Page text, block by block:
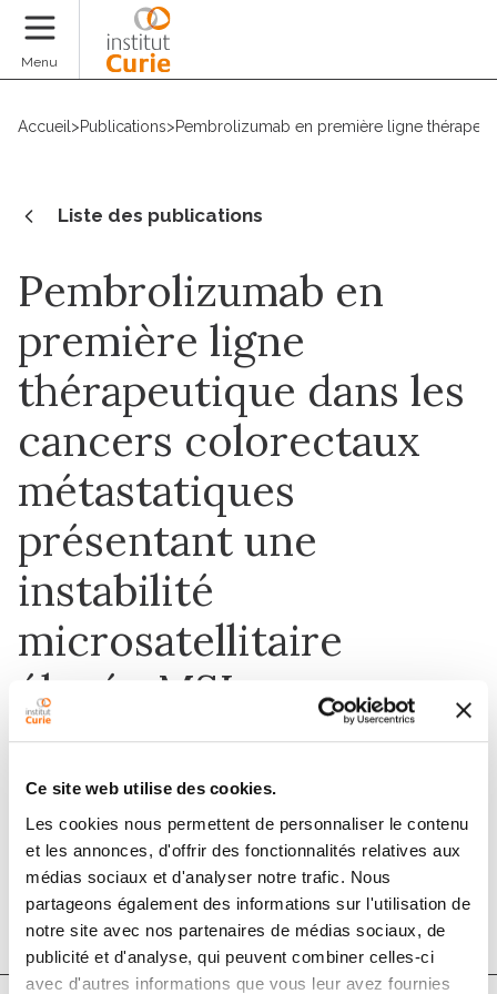
Ce site web utilise des cookies.
Les cookies nous permettent de personnaliser le contenu
et les annonces, d'offrir des fonctionnalités relatives aux
médias sociaux et d'analyser notre trafic. Nous
partageons également des informations sur l'utilisation de
notre site avec nos partenaires de médias sociaux, de
publicité et d'analyse, qui peuvent combiner celles-ci
avec d'autres informations que vous leur avez fournies
Menu
Accueil >Publications>Pembrolizumab en première ligne
Liste des publications
Pembrolizumab en
première ligne
thérapeutique dans les
cancers colorectaux
métastatiques
présentant une
instabilité
microsatellitaire
élevée MSI
1 mars 2021
Bulletin du Cancer
DOI : 10.1016/j.bulcan.2021.01.004